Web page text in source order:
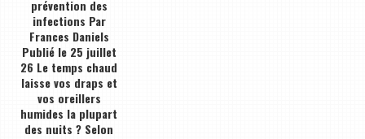
prévention des
infections Par
Frances Daniels
Publié le 25 juillet
26 Le temps chaud
laisse vos draps et
vos oreillers
humides la plupart
des nuits ? Selon